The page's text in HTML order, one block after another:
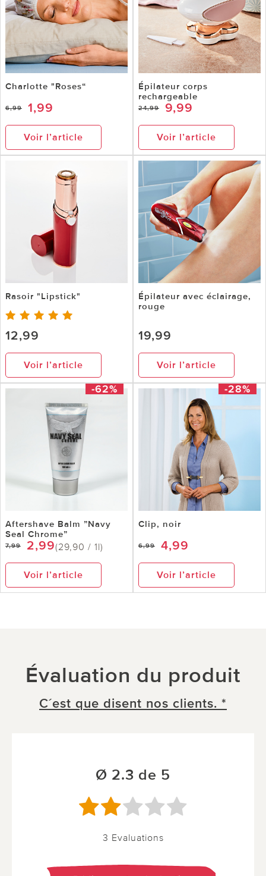
Charlotte "Roses“
6,99 1,99
Voir l’article
Épilateur corps
rechargeable
24,99 9,99
Voir l’article
Rasoir "Lipstick"
12,99
Voir l’article
Épilateur avec éclairage,
rouge
19,99
Voir l’article
-62%
Aftershave Balm ”Navy
Seal Chrome”
7,99 2,99(29,90 / 1l)
Voir l’article
-28%
Clip, noir
6,99 4,99
Voir l’article
Évaluation du produit
C´est que disent nos clients. *
Ø 2.3 de 5
3 Evaluations